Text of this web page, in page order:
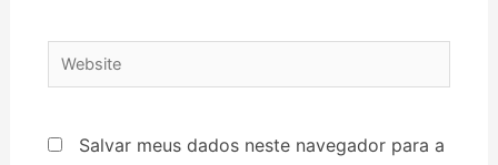
Salvar meus dados neste navegador para a